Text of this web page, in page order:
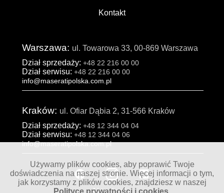
Kontakt
Warszawa: ul. Towarowa 33, 00-869 Warszawa
Dział sprzedaży: +48 22 216 00 00
Dział serwisu: +48 22 216 00 00
info@maseratipolska.com.pl
Kraków: ul. Ofiar Dąbia 2, 31-566 Kraków
Dział sprzedaży: +48 12 344 04 04
Dział serwisu: +48 12 344 04 06
info@maseratipolska.com.pl
Używamy plików cookies, aby poprawić Twoje
doświadczenia na naszej stronie. Więcej informacji o tym,
jak korzystamy z plików cookies, znajdziesz w naszej
Polityce prywatności i cookies